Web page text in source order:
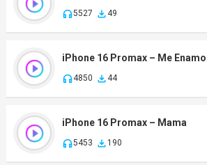
5527 49
iPhone 16 Promax – Me
4850 44
iPhone 16 Promax – Mama
5453 190